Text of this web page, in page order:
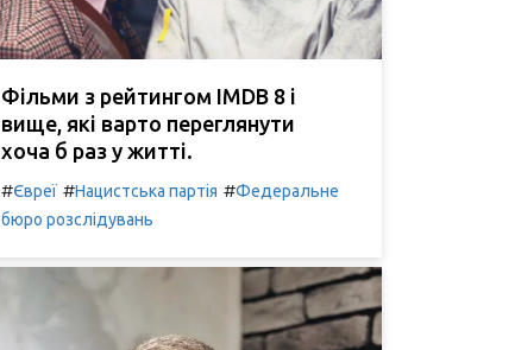
Фільми з рейтингом IMDB 8 і
вище, які варто переглянути
хоча б раз у житті.
#Євреї #Нацистська партія #Федеральне
бюро розслідувань